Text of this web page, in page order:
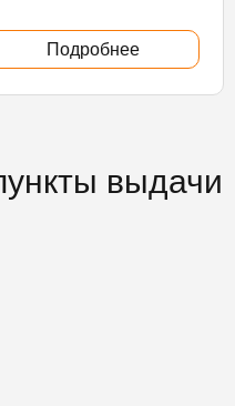
Подробнее
выдачи